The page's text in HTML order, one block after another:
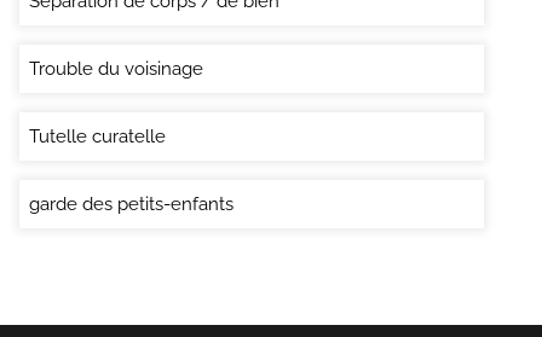
Trouble du voisinage
Tutelle curatelle
garde des petits-enfants